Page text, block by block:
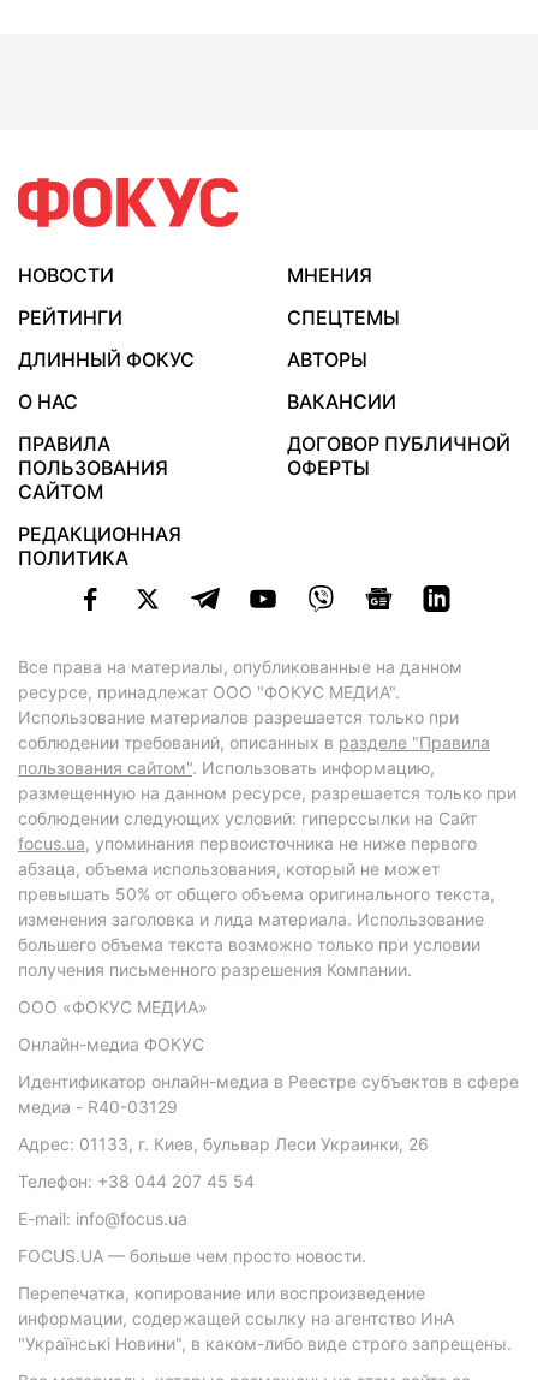
НОВОСТИ
МНЕНИЯ
РЕЙТИНГИ
СПЕЦТЕМЫ
ДЛИННЫЙ ФОКУС
АВТОРЫ
О НАС
ВАКАНСИИ
ПРАВИЛА
ПОЛЬЗОВАНИЯ
САЙТОМ
ДОГОВОР ПУБЛИЧНОЙ
ОФЕРТЫ
РЕДАКЦИОННАЯ
ПОЛИТИКА
Все права на материалы, опубликованные на данном
ресурсе, принадлежат ООО "ФОКУС МЕДИА".
Использование материалов разрешается только при
соблюдении требований, описанных в разделе "Правила
пользования сайтом". Использовать информацию,
размещенную на данном ресурсе, разрешается только при
соблюдении следующих условий: гиперссылки на Сайт
focus.ua, упоминания первоисточника не ниже первого
абзаца, объема использования, который не может
превышать 50% от общего объема оригинального текста,
изменения заголовка и лида материала. Использование
большего объема текста возможно только при условии
получения письменного разрешения Компании.
ООО «ФОКУС МЕДИА»
Онлайн-медиа ФОКУС
Идентификатор онлайн-медиа в Реестре субъектов в сфере
медиа - R40-03129
Адрес: 01133, г. Киев, бульвар Леси Украинки, 26
Телефон: +38 044 207 45 54
E-mail: info@focus.ua
FOCUS.UA — больше чем просто новости.
Перепечатка, копирование или воспроизведение
информации, содержащей ссылку на агентство ИнА
"Українські Новини", в каком-либо виде строго запрещены.